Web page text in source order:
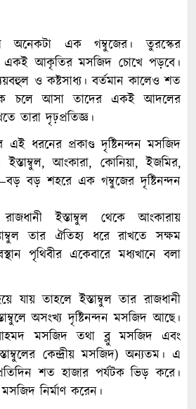
অনেকটা এক গম্বুজের। তুরস্কের
একই আকৃতির মসজিদ চোখে পড়বে।
ও কষ্টসাধ্য। বর্তমান কালেও শত
চলে আসা তাদের একই আদলের
তারা দৃঢ়প্রতিজ্ঞ।
ধরনের প্রকাণ্ড দৃষ্টিনন্দন মসজিদ
আংকারা, কোনিয়া, ইজমির,
বড় শহরে এক গম্বুজের দৃষ্টিনন্দন
ইস্তাম্বুল থেকে আংকারায়
তার ঐতিহ্য ধরে রাখতে সক্ষম
পৃথিবীর একেবারে মধ্যখানে বলা
যায় তাহলে ইস্তাম্বুল তার রাজধানী
অসংখ্য দৃষ্টিনন্দন মসজিদ আছে।
মসজিদ তথা ব্লু মসজিদ এবং
কেন্দ্রীয় মসজিদ) অন্যতম। এ
শত হাজার পর্যটক ভিড় করে।
নির্মাণ করেন।